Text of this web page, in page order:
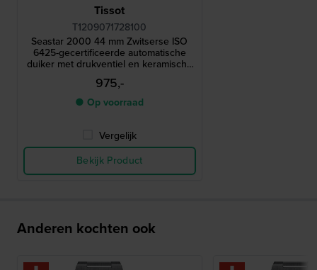
Tissot
T1209071728100
Seastar 2000 44 mm Zwitserse ISO
6425-gecertificeerde automatische
duiker met drukventiel en keramische
lunette
975,-
● Op voorraad
Vergelijk
Bekijk Product
Anderen kochten ook